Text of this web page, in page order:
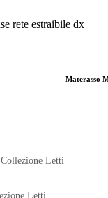
rete estraibile dx
Materasso
Letti
Letti